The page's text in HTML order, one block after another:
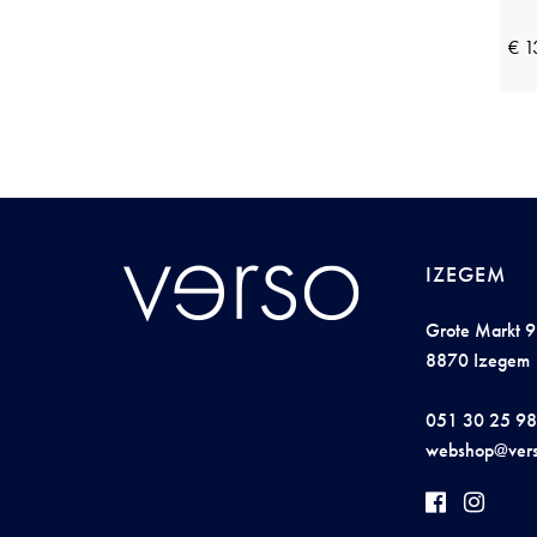
€
IZEGEM
Grote Markt 9
8870 Izegem
051 30 25 98
webshop@ver